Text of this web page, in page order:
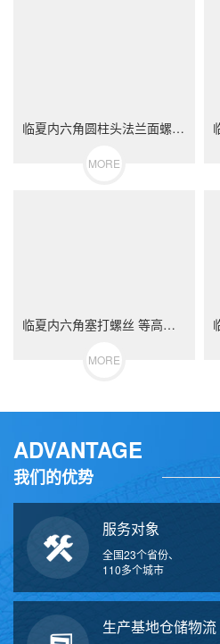
临夏内六角圆柱头法兰面螺栓 不锈钢（304/316）碳钢 合金钢
MORE
临夏内六角塞打螺丝 等高限位螺栓 不锈钢（304/316）碳钢 合金钢
MORE
ADVANTAGE
我们的优势
服务对象
全国23个省份、
110多个城市
生产基地仓储物流